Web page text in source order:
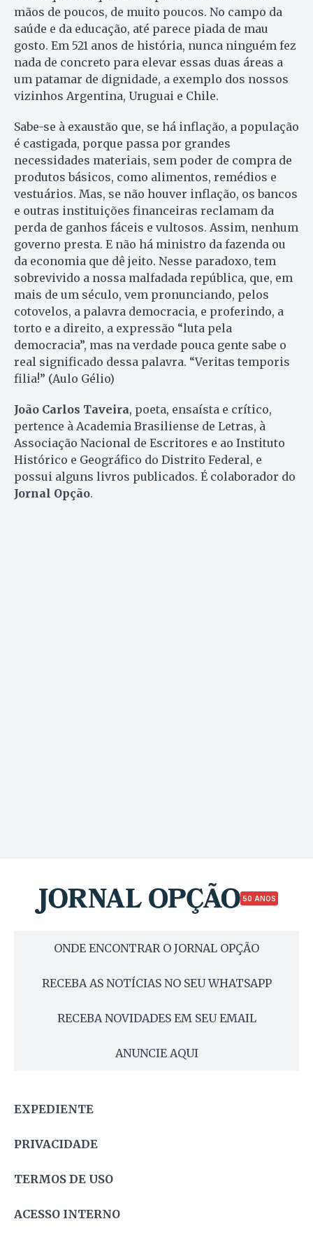
mãos de poucos, de muito poucos. No campo da
saúde e da educação, até parece piada de mau
gosto. Em 521 anos de história, nunca ninguém fez
nada de concreto para elevar essas duas áreas a
um patamar de dignidade, a exemplo dos nossos
vizinhos Argentina, Uruguai e Chile.
Sabe-se à exaustão que, se há inflação, a população
é castigada, porque passa por grandes
necessidades materiais, sem poder de compra de
produtos básicos, como alimentos, remédios e
vestuários. Mas, se não houver inflação, os bancos
e outras instituições financeiras reclamam da
perda de ganhos fáceis e vultosos. Assim, nenhum
governo presta. E não há ministro da fazenda ou
da economia que dê jeito. Nesse paradoxo, tem
sobrevivido a nossa malfadada república, que, em
mais de um século, vem pronunciando, pelos
cotovelos, a palavra democracia, e proferindo, a
torto e a direito, a expressão “luta pela
democracia”, mas na verdade pouca gente sabe o
real significado dessa palavra. “Veritas temporis
filia!” (Aulo Gélio)
João Carlos Taveira, poeta, ensaísta e crítico,
pertence à Academia Brasiliense de Letras, à
Associação Nacional de Escritores e ao Instituto
Histórico e Geográfico do Distrito Federal, e
possui alguns livros publicados. É colaborador do
Jornal Opção.
50 ANOS
ONDE ENCONTRAR O JORNAL OPÇÃO
RECEBA AS NOTÍCIAS NO SEU WHATSAPP
RECEBA NOVIDADES EM SEU EMAIL
ANUNCIE AQUI
EXPEDIENTE
PRIVACIDADE
TERMOS DE USO
ACESSO INTERNO